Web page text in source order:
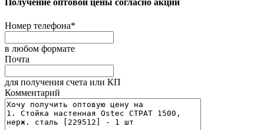
Получение оптовой цены согласно акции
Номер телефона*
в любом формате
Почта
для получения счета или КП
Комментарий